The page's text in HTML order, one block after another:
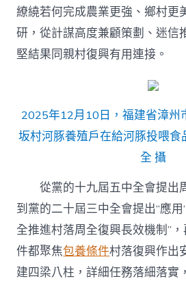
繚繞若何完成農業更強、鄉村更
研，從計謀高度兼顧策劃、迷信
堅結果同親村復興有用連接。
2025年12月10日，福建省漳州
坂村河豚養殖戶在給河豚投喂食
全 攝
從黨的十九屆五中全會提出
到黨的二十屆三中全會提出“應用
全推進村落周全復興長效機制”
件都聚焦包養條件村落復興作出
建四梁八柱，詳細任務落細落實